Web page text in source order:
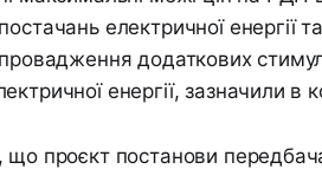
електричної енергії
додаткових
енергії, зазначили в
проєкт постанови